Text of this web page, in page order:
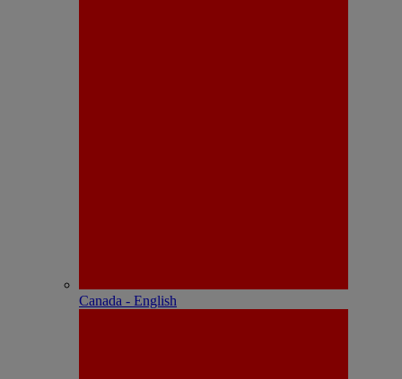
Canada - English